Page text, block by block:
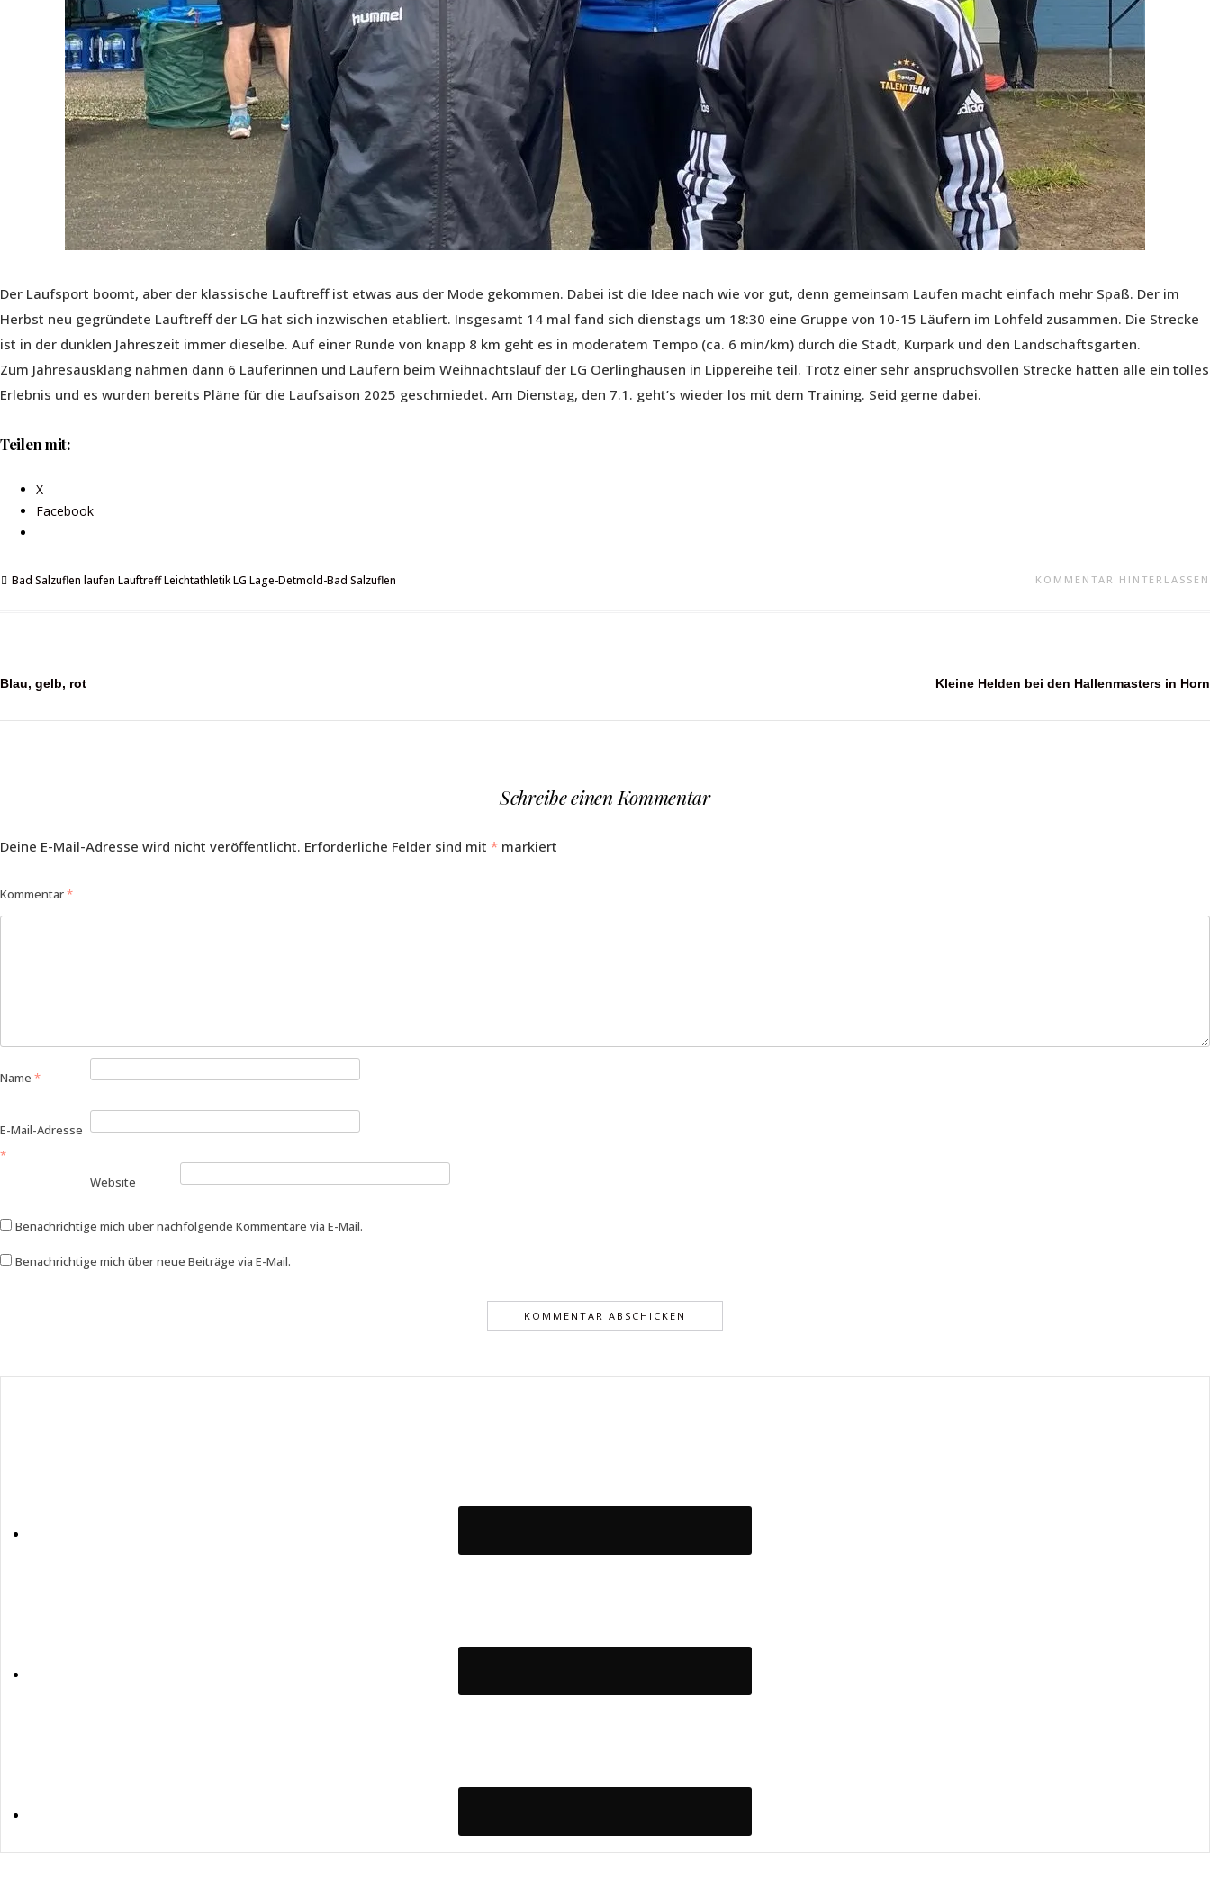
Der Laufsport boomt, aber der klassische Lauftreff ist etwas aus der Mode gekommen. Dabei ist die Idee nach wie vor gut, denn gemeinsam Laufen macht einfach mehr Spaß. Der im
Herbst neu gegründete Lauftreff der LG hat sich inzwischen etabliert. Insgesamt 14 mal fand sich dienstags um 18:30 eine Gruppe von 10-15 Läufern im Lohfeld zusammen. Die Strecke
ist in der dunklen Jahreszeit immer dieselbe. Auf einer Runde von knapp 8 km geht es in moderatem Tempo (ca. 6 min/km) durch die Stadt, Kurpark und den Landschaftsgarten.
Zum Jahresausklang nahmen dann 6 Läuferinnen und Läufern beim Weihnachtslauf der LG Oerlinghausen in Lippereihe teil. Trotz einer sehr anspruchsvollen Strecke hatten alle ein tolles
Erlebnis und es wurden bereits Pläne für die Laufsaison 2025 geschmiedet. Am Dienstag, den 7.1. geht’s wieder los mit dem Training. Seid gerne dabei.
Teilen mit:
X
Facebook
Bad Salzuflen laufen LauftreffLeichtathletikLG Lage-Detmold-Bad Salzuflen KOMMENTAR HINTERLASSEN
Beitragsnavigation
Blau, gelb, rot Kleine Helden bei den Hallenmasters in Horn
Schreibe einen Kommentar
Deine E-Mail-Adresse wird nicht veröffentlicht. Erforderliche Felder sind mit * markiert
Kommentar*
Name *
E-Mail-Adresse
*
Website
Benachrichtige mich über nachfolgende Kommentare via E-Mail.
Benachrichtige mich über neue Beiträge via E-Mail.